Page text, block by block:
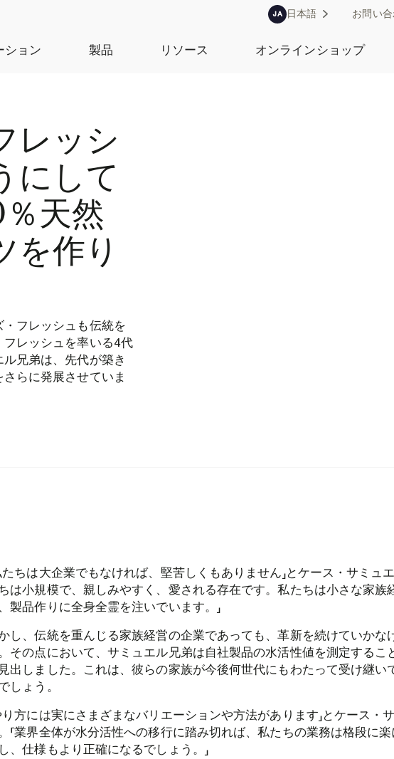
JA 日本語 お問い
ション 製品 リソース オンラインショップ
レッシ
にして
天然
を作り
フレッシュも伝統を
レッシュを率いる4代
兄弟は、先代が築き
らに発展させていま
たちは大企業でもなければ、堅苦しくもありません」とケース・サミュ
は小規模で、親しみやすく、愛される存在です。私たちは小さな家族
製品作りに全身全霊を注いでいます。」
し、伝統を重んじる家族経営の企業であっても、革新を続けていかな
その点において、サミュエル兄弟は自社製品の水活性値を測定するこ
出しました。これは、彼らの家族が今後何世代にもわたって受け継い
しょう。
り方には実にさまざまなバリエーションや方法があります」とケース・
「業界全体が水分活性への移行に踏み切れば、私たちの業務は格段に
、仕様もより正確になるでしょう。」